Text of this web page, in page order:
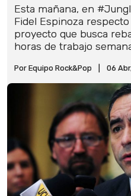
Esta mañana, en
Fidel Espinoza
proyecto que busca
horas de trabajo
Por Equipo Rock&Pop 06